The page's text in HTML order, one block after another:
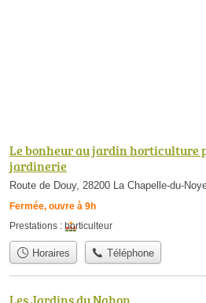
Le bonheur au jardin horticulture
jardinerie
Route de Douy, 28200 La Chapelle-du-
Fermée, ouvre à 9h
Prestations : horticulteur
Horaires Téléphone